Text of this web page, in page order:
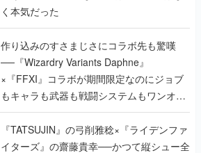
──『Wizardry Variants Daphne』
×『FFXI』コラボが期間限定なのにジョブ
もキャラも武器も戦闘システムもワンオフ
で作り込まれた理由を両ディレクターに聞
く
『TATSUJIN』の弓削雅稔×『ライデンファ
イターズ』の齋藤貴幸──かつて縦シュー全
盛期を支えていた2人が、30年後に同じ会
社で机を並べる理由とは。新作
『TATSUJIN EXTREME』で初タッグを組